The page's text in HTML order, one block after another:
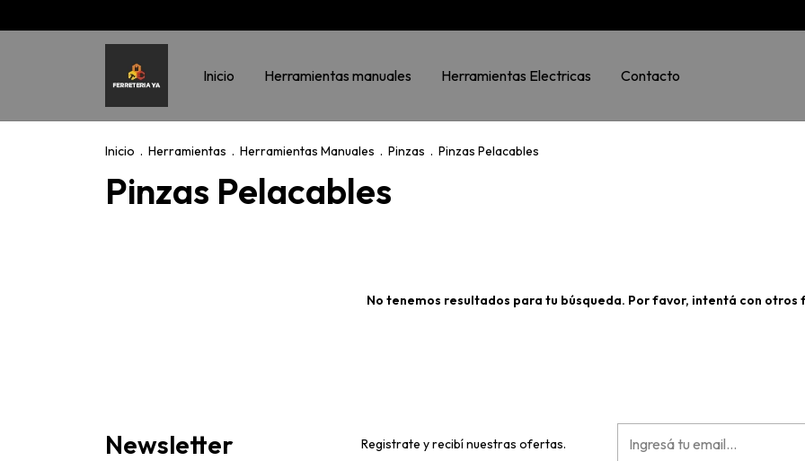
Inicio Herramientas manuales Herramientas Electricas Contacto
Inicio . Herramientas . Herramientas Manuales . Pinzas . Pinzas Pelacables
Pinzas Pelacables
No tenemos resultados para tu búsqueda. Por favor, intentá con otros
Newsletter Registrate y recibí nuestras ofertas.